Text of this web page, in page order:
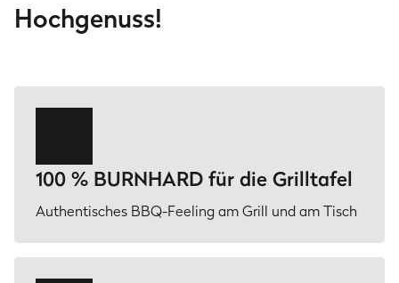
Hochgenuss!
100 % BURNHARD für die Grilltafel
Authentisches BBQ-Feeling am Grill und am Tisch